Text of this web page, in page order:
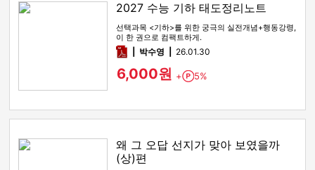
2027 수능 기하 태도정리노트
선택과목 <기하>를 위한 궁극의 실전개념+행동강령,
이 한 권으로 컴팩트하게.
pdf박수영 26.01.30
6,000원 + Point
5%
왜 그 오답 선지가 맞아 보였을까
(상)편